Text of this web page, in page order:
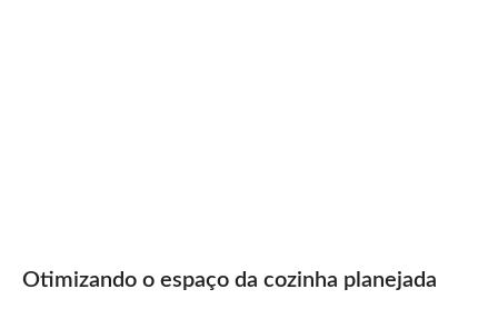
Otimizando o espaço da cozinha planejada